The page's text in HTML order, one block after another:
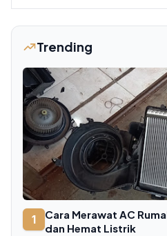
Trending
1
Cara Merawat AC
dan Hemat Listrik